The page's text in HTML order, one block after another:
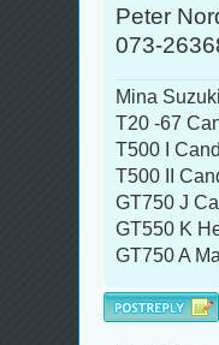
Peter
073-
Mina
T20 -67
T500 I
T500 II
GT750 J
GT550 K
GT750 A
Besvara